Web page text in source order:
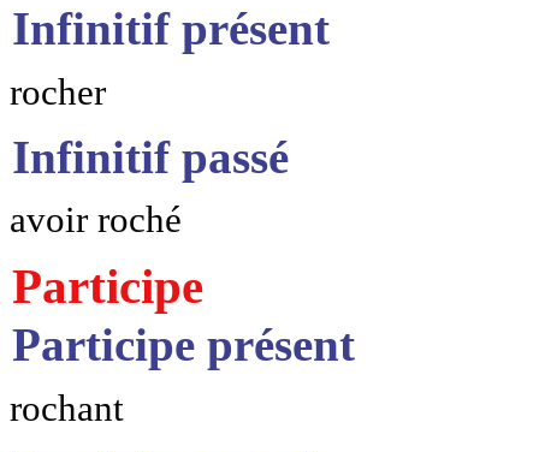
Infinitif présent
rocher
Infinitif passé
avoir roché
Participe
Participe présent
rochant